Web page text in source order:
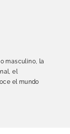
masculino, la
el
el mundo